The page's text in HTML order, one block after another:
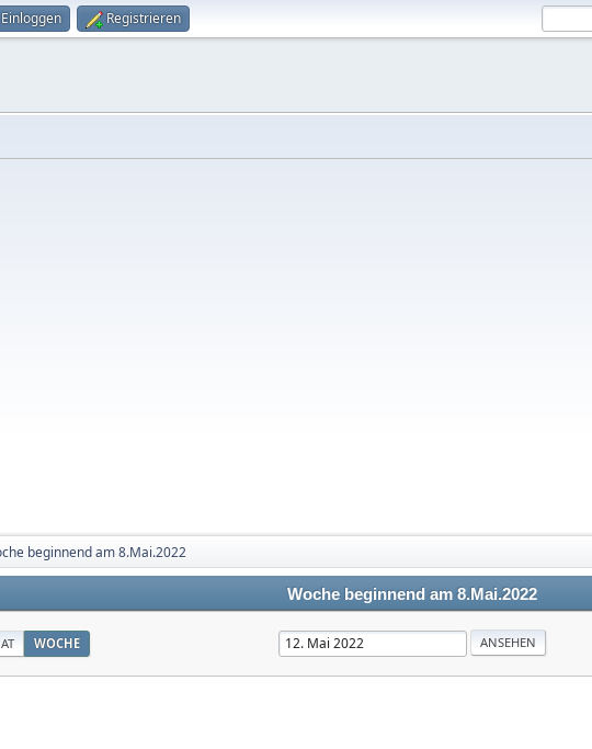
Einloggen Registrieren
beginnend am 8.Mai.2022
Woche beginnend am 8.Mai.2022
WOCHE